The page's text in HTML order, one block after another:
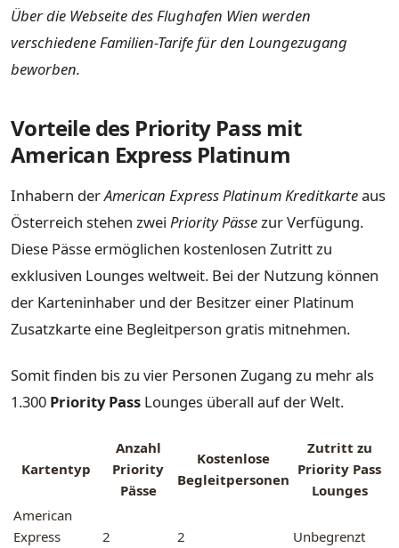
Über die Webseite des Flughafen Wien werden
verschiedene Familien-Tarife für den Loungezugang
beworben.
Vorteile des Priority Pass mit
American Express Platinum
Inhabern derAmerican Express Platinum Kreditkarteaus
Österreich stehen zwei Priority Pässezur Verfügung.
Diese Pässe ermöglichen kostenlosen Zutritt zu
exklusiven Lounges weltweit. Bei der Nutzung können
der Karteninhaber und der Besitzer einer Platinum
Zusatzkarte eine Begleitperson gratis mitnehmen.
Somit finden bis zu vier Personen Zugang zu mehr als
1.300 Priority Pass Lounges überall auf der Welt.
Kartentyp
Anzahl
Priority
Pässe
Kostenlose
Begleitpersonen
Zutritt zu
Priority Pass
Lounges
American
Express
2 2 Unbegrenzt